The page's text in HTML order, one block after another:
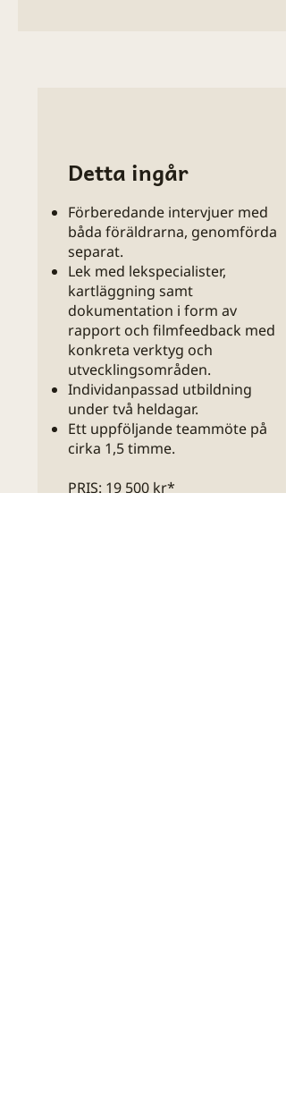
Detta ingår
Förberedande intervjuer med
båda föräldrarna, genomförda
separat.
Lek med lekspecialister,
kartläggning samt
dokumentation i form av
rapport och filmfeedback med
konkreta verktyg och
utvecklingsområden.
Individanpassad utbildning
under två heldagar.
Ett uppföljande teammöte på
cirka 1,5 timme.
PRIS: 19 500 kr*